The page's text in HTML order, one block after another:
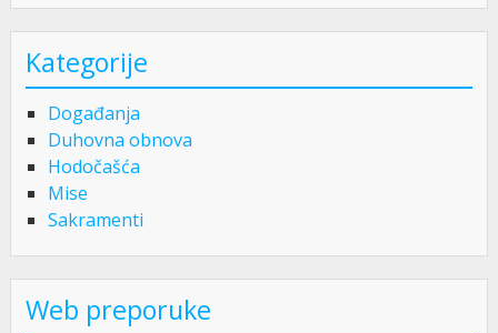
Kategorije
Događanja
Duhovna obnova
Hodočašća
Mise
Sakramenti
Web preporuke